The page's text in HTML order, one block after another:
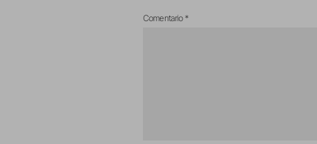
Comentario *